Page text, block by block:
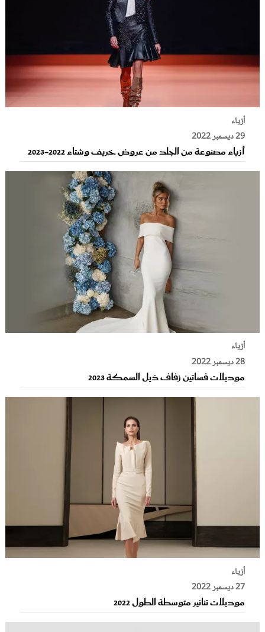
أزياء
29 ديسمبر 2022
أزياء مصنوعة من الجلد من عروض خريف وشتاء 2022-2023
أزياء
28 ديسمبر 2022
موديلات فساتين زفاف ذيل السمكة 2023
أزياء
27 ديسمبر 2022
موديلات تنانير متوسطة الطول 2022